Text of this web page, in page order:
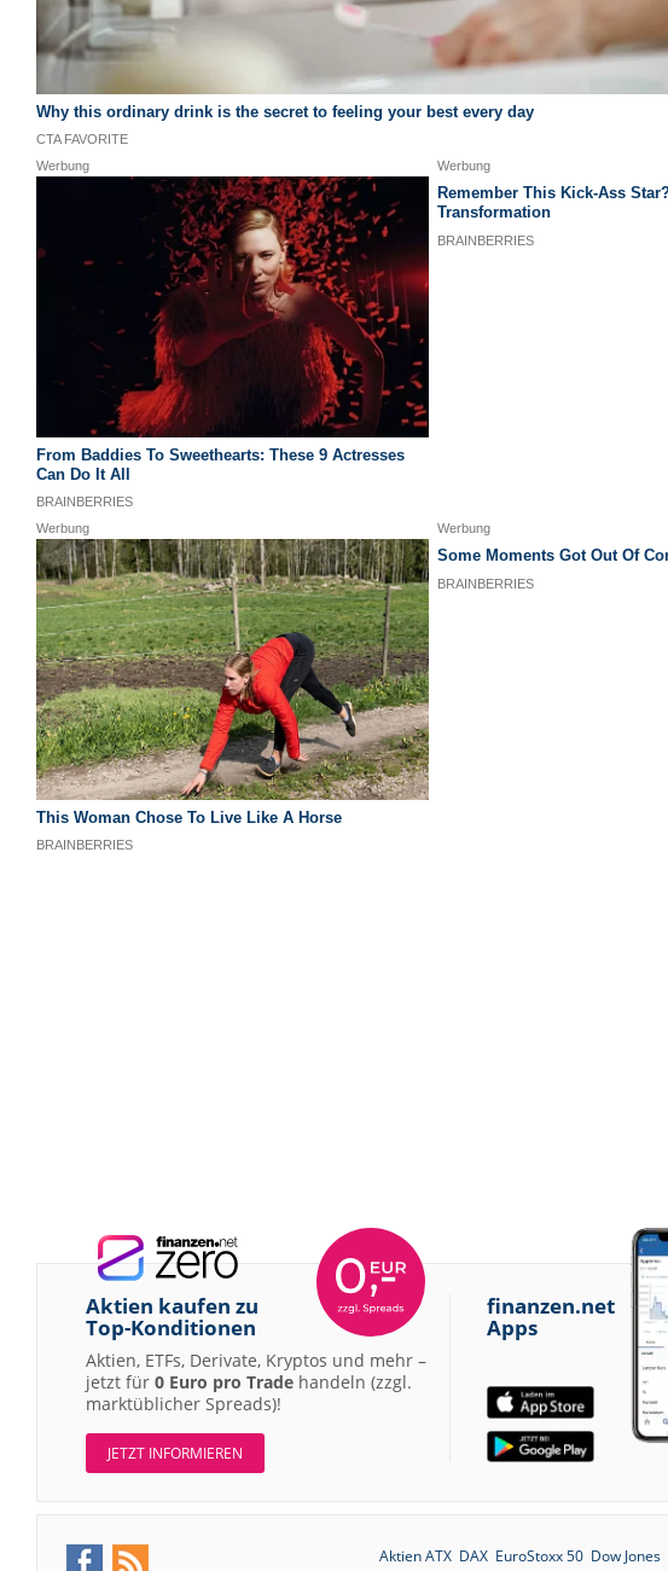
Aktien kaufen zu
Top-Konditionen
Aktien, ETFs, Derivate, Kryptos und mehr –
jetzt für 0 Euro pro Trade handeln (zzgl.
marktüblicher Spreads)!
JETZT INFORMIEREN
finanzen.net
Apps
Aktien ATX DAX EuroStoxx 50 Dow Jones